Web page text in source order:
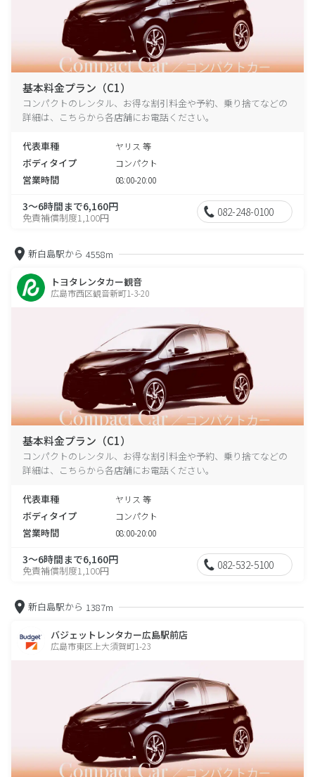
基本料金プラン（C1）
コンパクトのレンタル、お得な割引料金や予約、乗り捨てなどの
詳細は、こちらから各店舗にお電話ください。
代表車種 ヤリス 等
ボディタイプ コンパクト
営業時間 08:00-20:00
3～6時間まで6,160円
免責補償制度1,100円 082-248-0100
新白島駅から 4558m
トヨタレンタカー観音
広島市西区観音新町1-3-20
基本料金プラン（C1）
コンパクトのレンタル、お得な割引料金や予約、乗り捨てなどの
詳細は、こちらから各店舗にお電話ください。
代表車種 ヤリス 等
ボディタイプ コンパクト
営業時間 08:00-20:00
3～6時間まで6,160円
免責補償制度1,100円 082-532-5100
新白島駅から 1387m
バジェットレンタカー広島駅前店
広島市東区上大須賀町1-23